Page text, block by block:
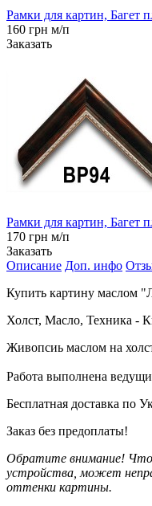
Рамки для картин, Багет
160 грн м/п
Заказать
Рамки для картин, Багет
170 грн м/п
Заказать
Описание Доп. инфо
Купить картину маслом
Холст, Масло, Техника -
Живопсиь маслом на
Работа выполнена
Бесплатная доставка по
Заказ без предоплаты!
Обратите внимание! Что
устройства, может
оттенки картины.